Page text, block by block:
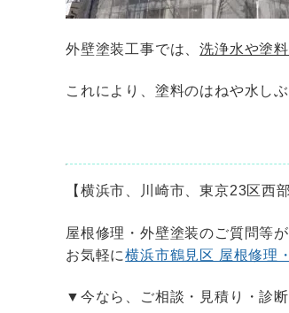
外壁塗装工事では、洗浄水や塗
これにより、塗料のはねや水し
【横浜市、川崎市、東京23区西
屋根修理・外壁塗装のご質問等
お気軽に横浜市鶴見区 屋根修理
▼今なら、ご相談・見積り・診